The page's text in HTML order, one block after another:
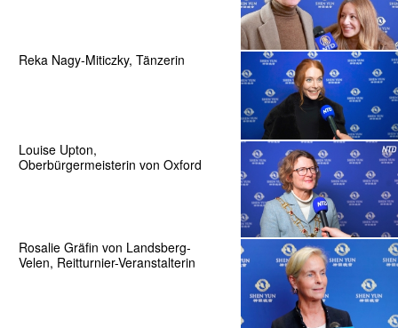
Reka Nagy-Miticzky, Tänzerin
Louise Upton,
Oberbürgermeisterin von Oxford
Rosalie Gräfin von Landsberg-
Velen, Reitturnier-Veranstalterin